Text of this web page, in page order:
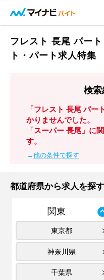
フレスト 長尾 パー
ト・パート求人特集
検索
「フレスト 長尾 パー
かりませんでした。
「スーパー 長尾」に
す。
→他の条件で探す
都道府県から求人を探す
関東
東京都
神奈川県
千葉県